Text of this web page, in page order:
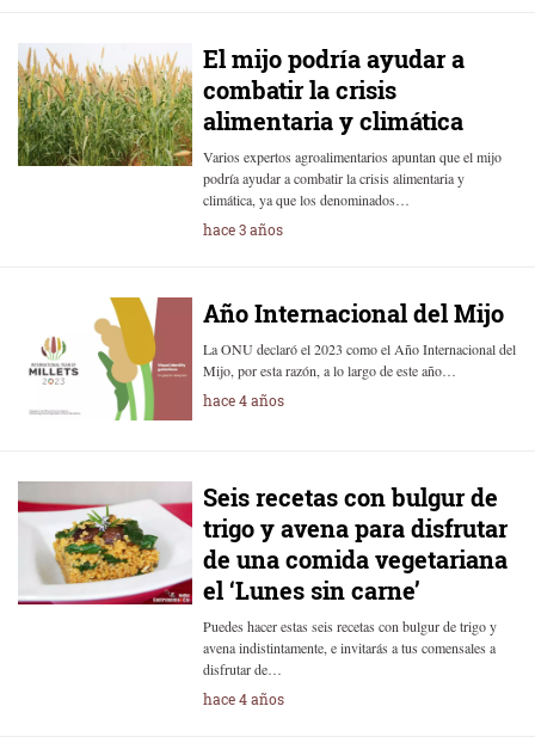
El mijo podría ayudar a
combatir la crisis
alimentaria y climática
Varios expertos agroalimentarios apuntan que el mijo
podría ayudar a combatir la crisis alimentaria y
climática, ya que los denominados…
hace 3 años
Año Internacional del Mijo
La ONU declaró el 2023 como el Año Internacional del
Mijo, por esta razón, a lo largo de este año…
hace 4 años
Seis recetas con bulgur de
trigo y avena para disfrutar
de una comida vegetariana
el ‘Lunes sin carne’
Puedes hacer estas seis recetas con bulgur de trigo y
avena indistintamente, e invitarás a tus comensales a
disfrutar de…
hace 4 años